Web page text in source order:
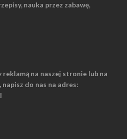
nauka przez zabawę,
na naszej stronie lub na
napisz do nas na adres: